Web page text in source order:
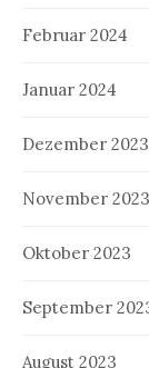
Februar 2024
Januar 2024
Dezember 2023
November 2023
Oktober 2023
September
August 2023